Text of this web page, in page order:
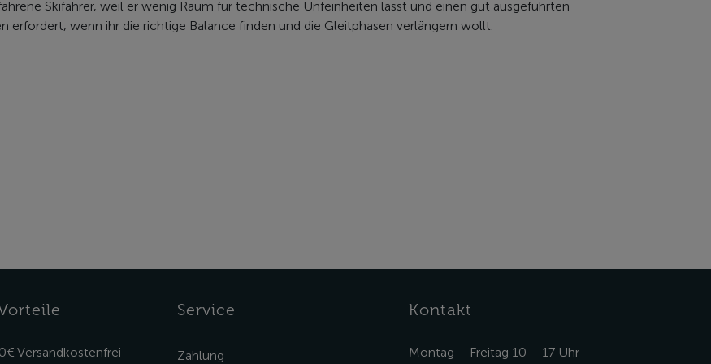
Skifahrer, weil er wenig Raum für technische Unfeinheiten lässt und einen gut ausgeführten
erfordert, wenn ihr die richtige Balance finden und die Gleitphasen verlängern wollt.
Versandkostenfrei
Service
Zahlung
Kontakt
Montag – Freitag 10 – 17 Uhr